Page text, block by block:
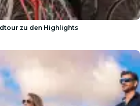
zu den Highlights